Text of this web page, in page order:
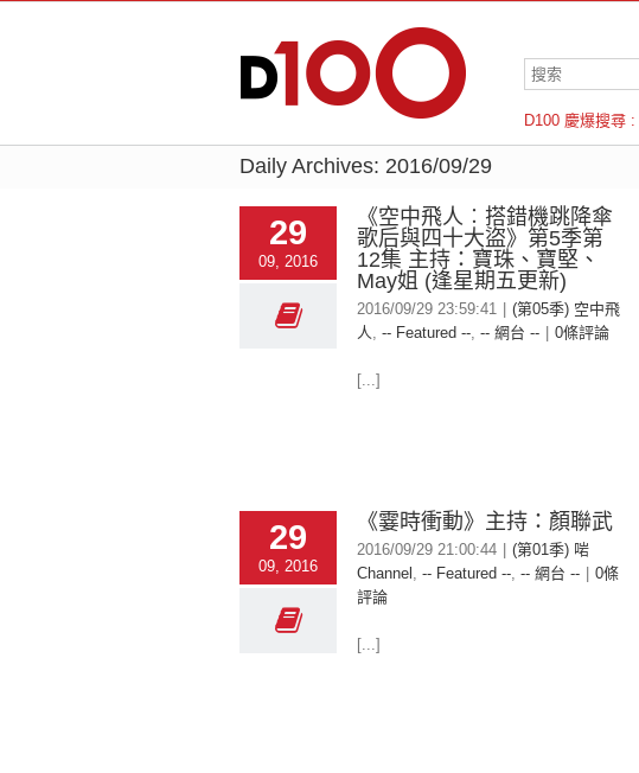
D100 慶爆搜尋 :
羅倫斯
Daily Archives: 2016/09/29
29
09, 2016
《空中飛人︰搭錯機跳降傘
歌后與四十大盜》第5季第
12集 主持：寶珠、寶堅、
May姐 (逢星期五更新)
2016/09/29 23:59:41
(第05季) 空中飛
人, -- Featured --, -- 網台 -- 0條評論
[...]
29
09, 2016
《霎時衝動》主持：顏聯武
2016/09/29 21:00:44
(第01季) 啱
Channel , -- Featured --, -- 網台 --
0條
評論
[...]